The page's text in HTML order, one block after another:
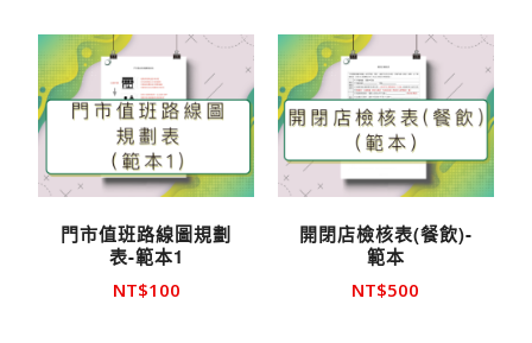
品
門市值班路線圖規劃
表-範本1
NT$100
開閉店檢核表(餐飲)-
範本
NT$500